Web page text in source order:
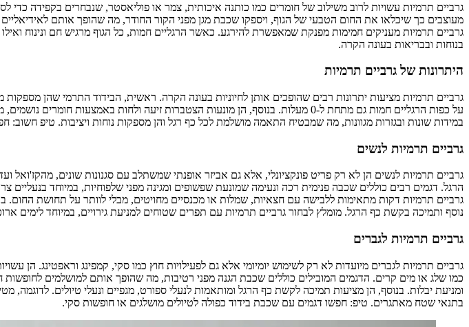
גרביים תרמיות עשויות לרוב משילוב של חומרים כמו כותנה איכותית, צמר או פוליאסטר, שנבחרים בקפידה
מעוצבים כך שיכלאו את החום הטבעי של הגוף, ויספקו שכבת מגן מפני הקור החודר, מה שהופך אותם
גרביים תרמיות מעניקים חמימות מפנקת שמאפשרת להירגע. כאשר הרגליים חמות, כל הגוף מרגיש חם ונינוח
בנוחות ובבריאות בעונה הקרה.
היתרונות של גרביים תרמיות
גרביים תרמיות מציעות יתרונות רבים שהופכים אותן לחיוניות בעונה הקרה. ראשית, הבידוד התרמי שהן
על כפות הרגליים חמות גם מתחת ל-0 מעלות. בנוסף, הן מונעות הצטברות זיעה ולחות
במידות שונות ובגזרות מגוונות, מה שמבטיח התאמה מושלמת לכל כף רגל והן מספקות נוחות ויציבות. טיפ
גרביים תרמיות לנשים
גרביים תרמיות לנשים הן לא רק פריט פונקציונלי, אלא גם אביזר אופנתי שמשתלב עם סגנונות שונים,
הרגל. דגמים רבים כוללים שכבה פנימית רכה ונעימה שמונעת שפשופים ומגינה מפני שלפוחיות, במיוחד
גרביים תרמיות דקות מתאימות ללבישה עם חצאיות, שמלות או מכנסיים מחויטים, מבלי לוותר על תחושת החום.
נוסף ותמיכה בקשת כף הרגל. מומלץ לבחור גרביים תרמיות עם תפרים שטוחים למניעת גירויים, במיוחד לימים
גרביים תרמיות לגברים
גרביים תרמיות לגברים מיועדות לא רק לשימוש יומיומי אלא גם לפעילויות חוץ כמו סקי, קמפינג וראפטינג. הן
כמו שלג או מים קרים. הדגמים המובילים כוללים שכבת הגנה מפני רטיבות, מה שהופך אותם למושלמים
ומניעת יבלות. בנוסף, הן מציעות תמיכה לקשת כף הרגל ומותאמות לנעלי ספורט, מגפיים ונעלי טיולים. לדוגמה,
בתנאי שטח מאתגרים. טיפ: חפשו דגמים עם שכבת בידוד כפולה לטיולים מושלגים או חופשות סקי.